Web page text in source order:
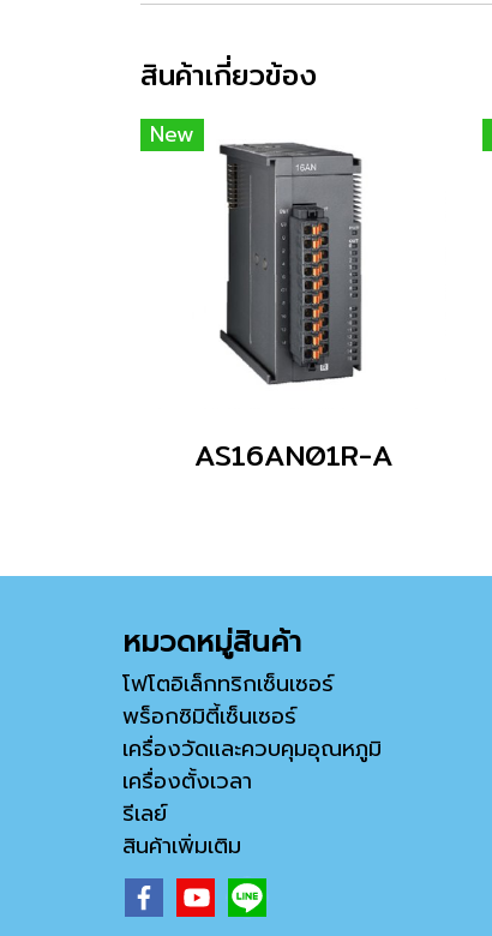
สินค้าเกี่ยวข้อง
New
AS16AN01R-A
หมวดหมู่สินค้า
โฟโตอิเล็กทริกเซ็นเซอร์
พร็อกซิมิตี้เซ็นเซอร์
เครื่องวัดและควบคุมอุณหภูมิ
เครื่องตั้งเวลา
รีเลย์
สินค้าเพิ่มเติม